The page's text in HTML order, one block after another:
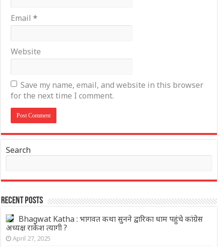
Email*
Website
Save my name, email, and website in this browser
for the next time I comment.
Search
Recent Posts
Bhagwat Katha : भागवत कथा सुनने द्वारिका धाम पहुंचे कांग्रेस
अध्यक्ष राकेश त्यागी ?
April 27, 2025